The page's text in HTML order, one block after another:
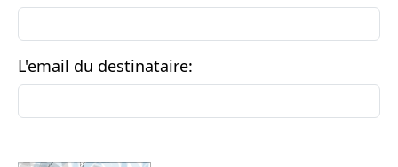
L'email du destinataire: